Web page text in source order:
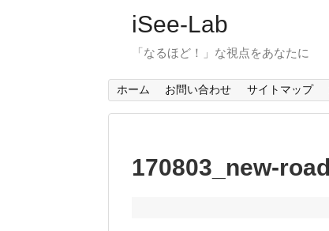
iSee-Lab
「なるほど！」な視点をあなたに
ホーム お問い合わせ サイトマップ
170803_new-road